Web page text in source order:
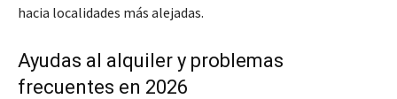
hacia localidades más alejadas.
Ayudas al alquiler y problemas
frecuentes en 2026